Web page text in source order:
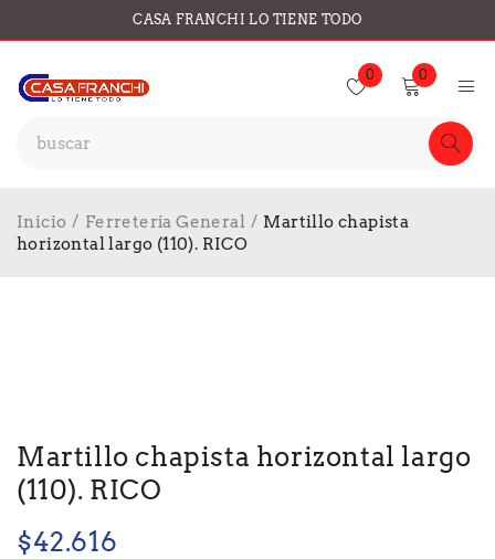
CASA FRANCHI LO TIENE TODO
0 0
Inicio / Ferretería General / Martillo chapista
horizontal largo (110). RICO
Martillo chapista horizontal largo
(110). RICO
$42.616